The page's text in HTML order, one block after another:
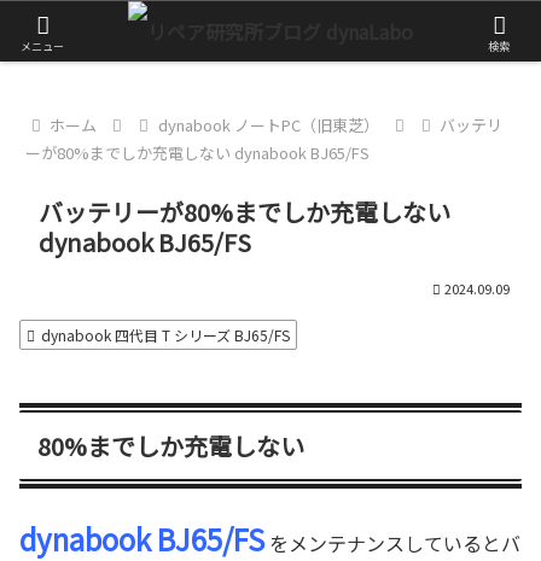
ホーム dynabook ノートPC（旧東芝）
バッテリ
ーが80%までしか充電しない dynabook BJ65/FS
バッテリーが80%までしか充電しない
dynabook BJ65/FS
2024.09.09
dynabook 四代目 T シリーズ BJ65/FS
80%までしか充電しない
dynabook BJ65/FSをメンテナンスしているとバ
メニュー 検索